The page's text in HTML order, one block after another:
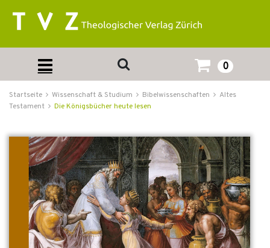
0
Startseite Wissenschaft & Studium Bibelwissenschaften
Altes
Testament
Die Königsbücher heute lesen